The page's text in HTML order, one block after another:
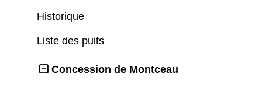
Historique
Liste des puits
Concession de Montceau